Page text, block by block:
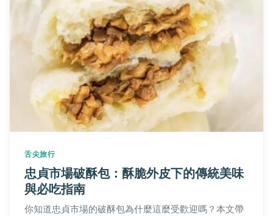
舌尖旅行
忠貞市場破酥包：酥脆外皮下的傳統美味
與必吃指南
你知道忠貞市場的破酥包為什麼這麼受歡迎嗎？本文帶